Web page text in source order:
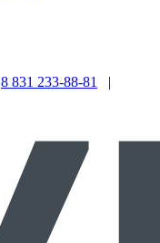
8 831 233-88-81
|